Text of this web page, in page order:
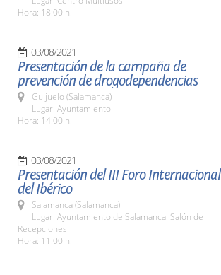
Hora: 18:00 h.
03/08/2021
Presentación de la campaña de
prevención de drogodependencias
Guijuelo (Salamanca)
Lugar: Ayuntamiento
Hora: 14:00 h.
03/08/2021
Presentación del III Foro Internacional
del Ibérico
Salamanca (Salamanca)
Lugar: Ayuntamiento de Salamanca. Salón de
Recepciones
Hora: 11:00 h.